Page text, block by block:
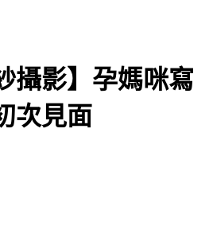
攝影】孕媽咪寫
次見面